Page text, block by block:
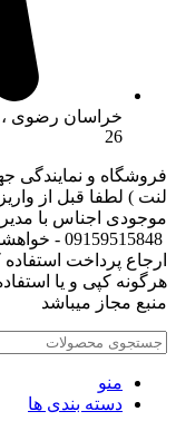
26
فروشگاه و نمایندگی
لنت ) لطفا قبل از
موجودی اجناس با
ارجاع پرداخت استفاده
هرگونه کپی و یا
منبع مجاز میباشد
منو
دسته بندی ها